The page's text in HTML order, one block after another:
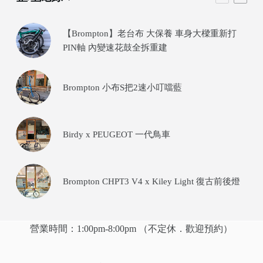
【Brompton】老台布 大保養 車身大樑重新打
PIN軸 內變速花鼓全拆重建
Brompton 小布S把2速小叮噹藍
Birdy x PEUGEOT 一代鳥車
Brompton CHPT3 V4 x Kiley Light 復古前後燈
營業時間：1:00pm-8:00pm （不定休．歡迎預約）